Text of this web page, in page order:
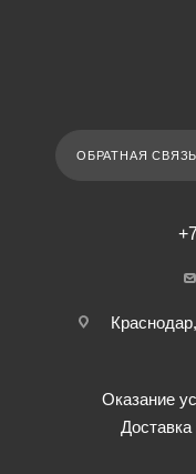
ОБРАТНАЯ СВЯЗЬ
Оказание
Доставка